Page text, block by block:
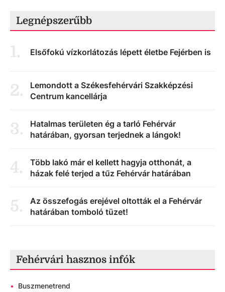
Legnépszerűbb
1. Elsőfokú vízkorlátozás lépett életbe Fejérben is
2.
Lemondott a Székesfehérvári Szakképzési
Centrum kancellárja
3.
Hatalmas területen ég a tarló Fehérvár
határában, gyorsan terjednek a lángok!
4.
Több lakó már el kellett hagyja otthonát, a
házak felé terjed a tűz Fehérvár határában
5.
Az összefogás erejével oltották el a Fehérvár
határában tomboló tüzet!
Fehérvári hasznos infók
• Buszmenetrend